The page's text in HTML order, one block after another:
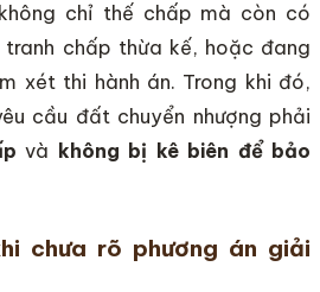
chỉ thế chấp mà còn có
chấp thừa kế, hoặc đang
xét thi hành án. Trong khi đó,
cầu đất chuyển nhượng phải
và không bị kê biên để bảo
chưa rõ phương án giải